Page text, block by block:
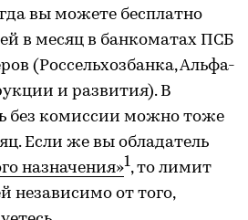
вы можете бесплатно
в месяц в банкоматах ПСБ
(Россельхозбанка, Альфа-
и развития). В
без комиссии можно тоже
Если же вы обладатель
назначения»1, то лимит
независимо от того,